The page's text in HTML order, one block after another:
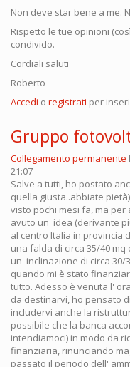
Non deve star bene a me.
Rispetto le tue opinioni
condivido.
Cordiali saluti
Roberto
Accedi o registrati per
Gruppo
Collegamento permanente
21:07
Salve a tutti, ho postato
quella giusta..abbiate
visto pochi mesi fa, ma
avuto un' idea (derivante
al centro Italia in provincia
una falda di circa 35/40
un' inclinazione di circa 30/
quando mi è stato
tutto. Adesso è venuta l'
da destinarvi, ho pensato
includervi anche la
possibile che la banca
intendiamoci) in modo da
finanziaria, rinunciando
passato il periodo dell'